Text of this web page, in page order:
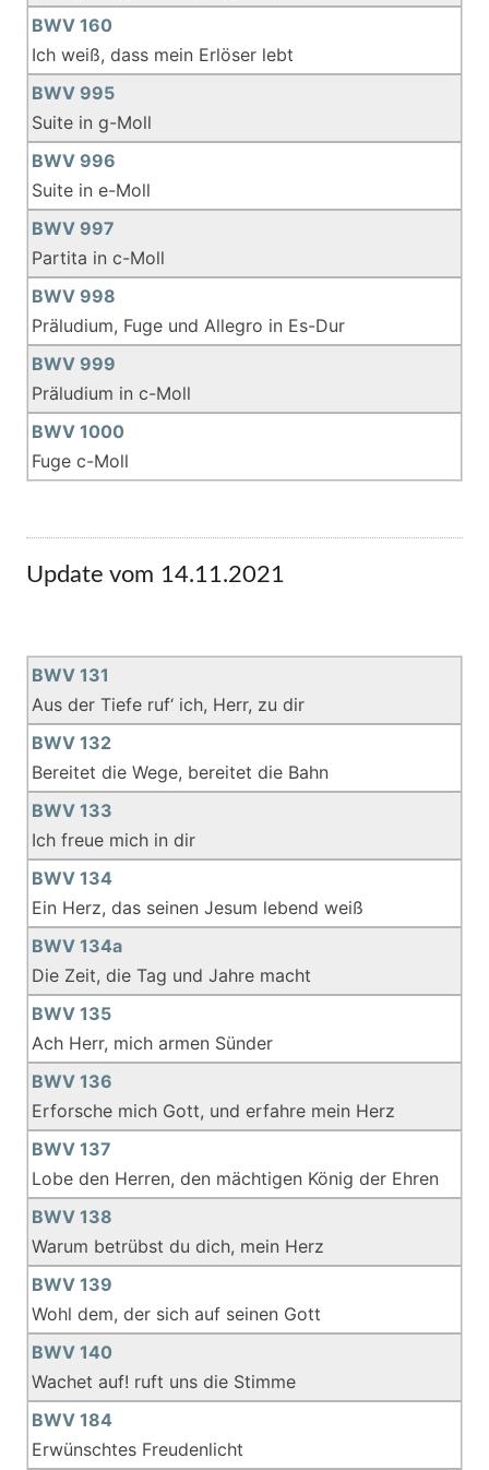
BWV 160
Ich weiß, dass mein Erlöser lebt
BWV 995
Suite in g-Moll
BWV 996
Suite in e-Moll
BWV 997
Partita in c-Moll
BWV 998
Präludium, Fuge und Allegro in Es-Dur
BWV 999
Präludium in c-Moll
BWV 1000
Fuge c-Moll
Update vom 14.11.2021
BWV 131
Aus der Tiefe ruf‘ ich, Herr, zu dir
BWV 132
Bereitet die Wege, bereitet die Bahn
BWV 133
Ich freue mich in dir
BWV 134
Ein Herz, das seinen Jesum lebend weiß
BWV 134a
Die Zeit, die Tag und Jahre macht
BWV 135
Ach Herr, mich armen Sünder
BWV 136
Erforsche mich Gott, und erfahre mein Herz
BWV 137
Lobe den Herren, den mächtigen König der Ehren
BWV 138
Warum betrübst du dich, mein Herz
BWV 139
Wohl dem, der sich auf seinen Gott
BWV 140
Wachet auf! ruft uns die Stimme
BWV 184
Erwünschtes Freudenlicht